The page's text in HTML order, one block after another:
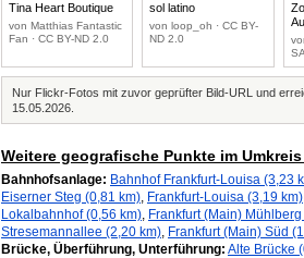
Tina Heart Boutique
von Matthias Fantastic
Fan · CC BY-ND 2.0
sol latino
von loop_oh · CC BY-
ND 2.0
Nur Flickr-Fotos mit zuvor geprüfter Bild-URL und
15.05.2026.
Weitere geografische Punkte im
Bahnhofsanlage: Bahnhof Frankfurt-Louisa (3,23
Eiserner Steg (0,81 km), Frankfurt-Louisa (3,19 km)
Lokalbahnhof (0,56 km), Frankfurt (Main)
Stresemannallee (2,20 km), Frankfurt (Main) Süd
Brücke, Überführung, Unterführung: Alte Brücke